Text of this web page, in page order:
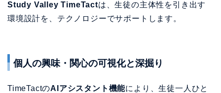
Study Valley TimeTactは、生徒の主体性を引き出す
環境設計を、テクノロジーでサポートします。
個人の興味・関心の可視化と深掘り
TimeTactのAIアシスタント機能により、生徒一人ひと